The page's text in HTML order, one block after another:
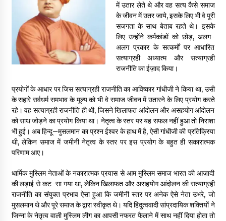
में उतार लेते थे और वह सत्य कैसे समाज
के जीवन में उतर जाये, इसके लिए भी वे पूरी
सजगता के साथ बेताब रहते थे। इसके
लिए उन्होंने कर्मकांडों को छोड़, अलग-
अलग प्रकार के सत्कर्मों पर आधारित
सत्याग्रही अध्यात्म और सत्याग्रही
राजनीति का ईज़ाद किया।
प्रयोगों के आधार पर जिस सत्याग्रही राजनीति का आविष्कार गांधीजी ने किया था, उसी
के सहारे सर्वधर्म समभाव के मूल्य को भी वे समाज जीवन में उतारने के लिए प्रयोग करते
रहे। वह सत्याग्रही राजनीति ही थी, जिसने खिलाफत आंदोलन और असहयोग आंदोलन
को साथ जोड़ने का प्रयोग किया था। नेतृत्व के स्तर पर यह सफल नहीं हुआ तो निराशा
भी हुई। अब हिन्दू–मुसलमान का प्रश्न ईश्वर के हाथ में है, ऐसी गांधीजी की प्रतिक्रिया
थी, लेकिन समाज में जमीनी नेतृत्व के स्तर पर इस प्रयोग के बहुत ही सकारात्मक
परिणाम आए।
धार्मिक मुस्लिम नेताओं के नकारात्मक प्रयास से आम मुस्लिम समाज भारत की आज़ादी
की लड़ाई से कट-सा गया था, लेकिन खिलाफत और असहयोग आंदोलन की सत्याग्रही
राजनीति का संयुक्त प्रभाव ऐसा हुआ कि जमीनी स्तर पर अनेक ऐसे नेता उभरे, जो
मुसलमान थे और पूरे समाज के द्वारा स्वीकृत थे। यदि हिंदुत्ववादी सांप्रदायिक शक्तियों ने
जिन्ना के नेतृत्व वाली मुस्लिम लीग का आपसी नफरत फैलाने में साथ नहीं दिया होता तो